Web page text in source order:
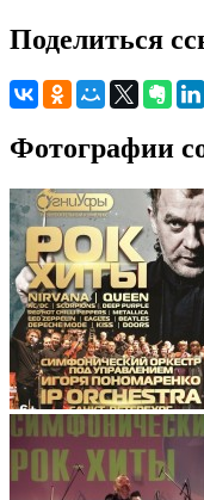
Поделиться
Фотографии